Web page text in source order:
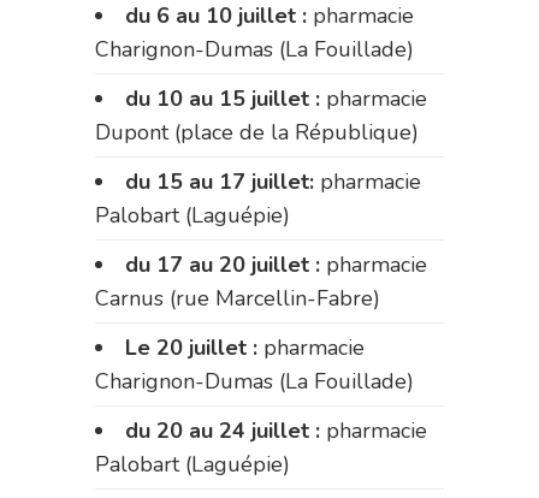
du 6 au 10 juillet : pharmacie
Charignon-Dumas (La Fouillade)
du 10 au 15 juillet : pharmacie
Dupont (place de la République)
du 15 au 17 juillet: pharmacie
Palobart (Laguépie)
du 17 au 20 juillet : pharmacie
Carnus (rue Marcellin-Fabre)
Le 20 juillet : pharmacie
Charignon-Dumas (La Fouillade)
du 20 au 24 juillet : pharmacie
Palobart (Laguépie)